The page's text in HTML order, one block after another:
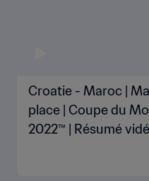
Croatie - Maroc |
place | Coupe du
2022™ | Résumé